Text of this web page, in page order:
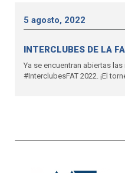
5 agosto, 2022
INTERCLUBES DE LA
Ya se encuentran abiertas
#InterclubesFAT 2022. ¡El